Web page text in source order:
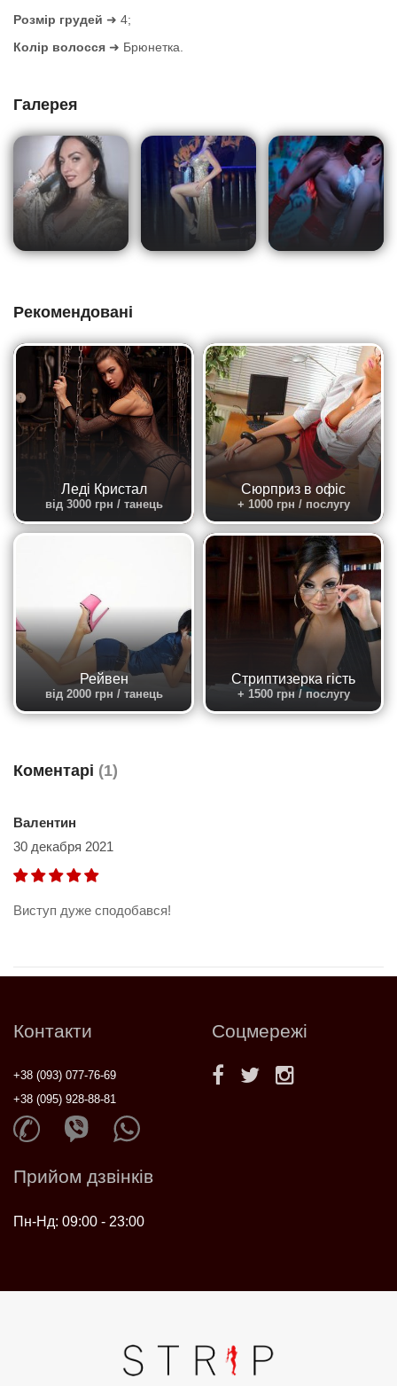
Розмір грудей ➜ 4;
Колір волосся ➜ Брюнетка.
Галерея
Рекомендовані
Леді Кристал
від 3000 грн / танець
Сюрприз в офіс
+ 1000 грн / послугу
Рейвен
від 2000 грн / танець
Стриптизерка гість
+ 1500 грн / послугу
Коментарі (1)
Валентин
30 декабря 2021
Виступ дуже сподобався!
Контакти
+38 (093) 077-76-69
+38 (095) 928-88-81
Соцмережі
Прийом дзвінків
Пн-Нд: 09:00 - 23:00